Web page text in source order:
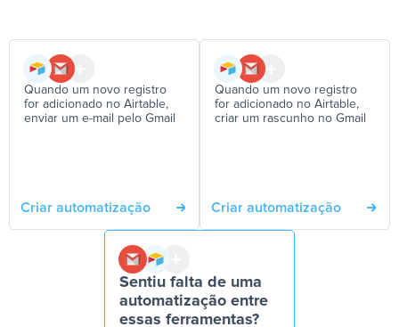
Quando um novo registro
for adicionado no Airtable,
enviar um e-mail pelo Gmail
Criar automatização
Quando um novo registro
for adicionado no Airtable,
criar um rascunho no Gmail
Criar automatização
Sentiu falta de uma
automatização entre
essas ferramentas?